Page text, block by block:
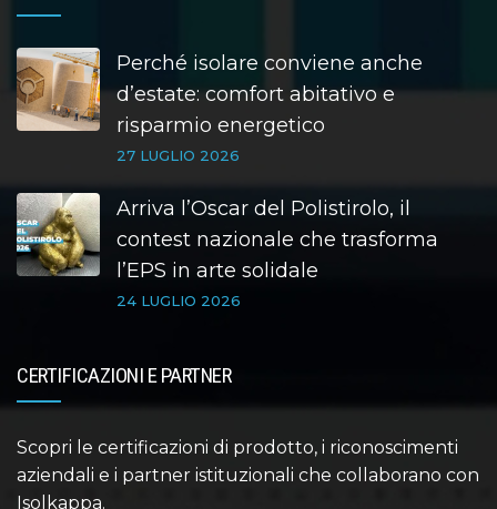
Perché isolare conviene anche
d’estate: comfort abitativo e
risparmio energetico
27 LUGLIO 2026
Arriva l’Oscar del Polistirolo, il
contest nazionale che trasforma
l’EPS in arte solidale
24 LUGLIO 2026
CERTIFICAZIONI E PARTNER
Scopri le certificazioni di prodotto, i riconoscimenti
aziendali e i partner istituzionali che collaborano con
Isolkappa.